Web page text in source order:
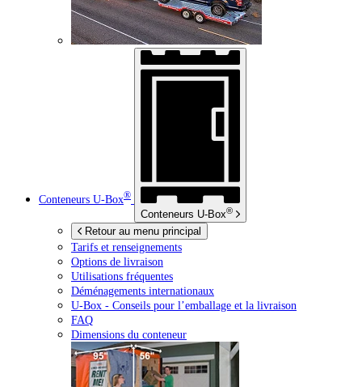
Conteneurs U-Box®
Conteneurs U-Box®
Retour au menu principal
Tarifs et renseignements
Options de livraison
Utilisations fréquentes
Déménagements internationaux
U-Box - Conseils pour l’emballage et la livraison
FAQ
Dimensions du conteneur